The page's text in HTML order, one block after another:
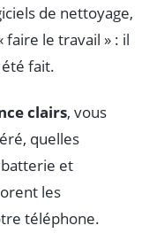
de nettoyage,
faire le travail » : il
fait.
clairs, vous
quelles
et
les
téléphone.